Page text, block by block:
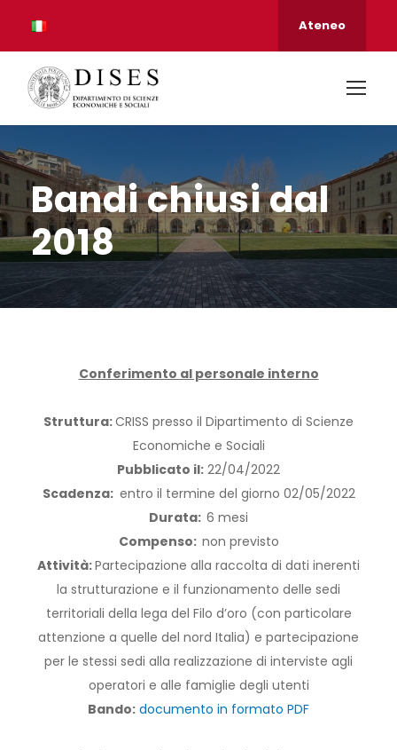
Ateneo
Bandi chiusi dal
2018
Conferimento al personale interno
Struttura:CRISS presso il Dipartimento di Scienze
Economiche e Sociali
Pubblicato il: 22/04/2022
Scadenza: entro il termine del giorno 02/05/2022
Durata: 6 mesi
Compenso: non previsto
Attività:Partecipazione alla raccolta di dati inerenti
la strutturazione e il funzionamento delle sedi
territoriali della lega del Filo d’oro (con particolare
attenzione a quelle del nord Italia) e partecipazione
per le stessi sedi alla realizzazione di interviste agli
operatori e alle famiglie degli utenti
Bando: documento in formato PDF